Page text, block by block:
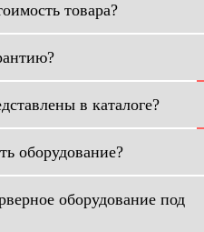
товара?
в каталоге?
оборудование?
оборудование под